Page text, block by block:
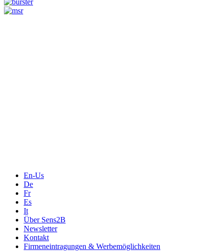
En-Us
De
Fr
Es
It
Über Sens2B
Newsletter
Kontakt
Firmeneintragungen & Werbemöglichkeiten